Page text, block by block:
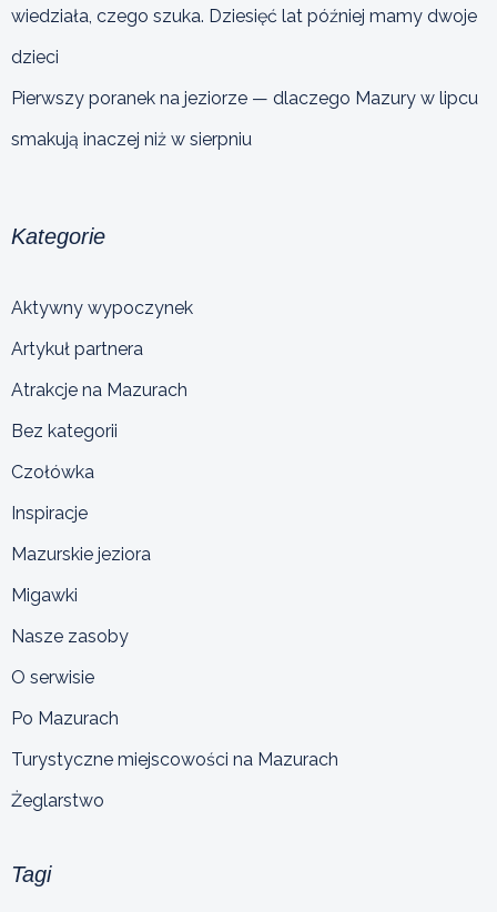
wiedziała, czego szuka. Dziesięć lat później mamy dwoje
dzieci
Pierwszy poranek na jeziorze — dlaczego Mazury w lipcu
smakują inaczej niż w sierpniu
Kategorie
Aktywny wypoczynek
Artykuł partnera
Atrakcje na Mazurach
Bez kategorii
Czołówka
Inspiracje
Mazurskie jeziora
Migawki
Nasze zasoby
O serwisie
Po Mazurach
Turystyczne miejscowości na Mazurach
Żeglarstwo
Tagi